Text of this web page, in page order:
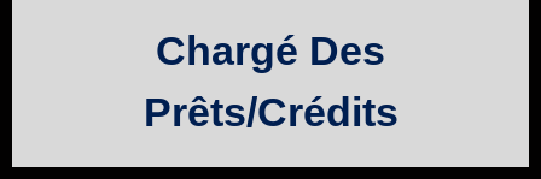
Chargé Des
Prêts/crédits